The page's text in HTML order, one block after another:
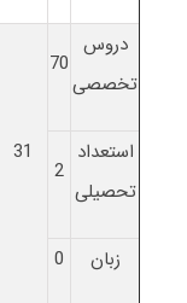
دروس
تخصصی
70
31
استعداد
تحصیلی
2
زبان 0